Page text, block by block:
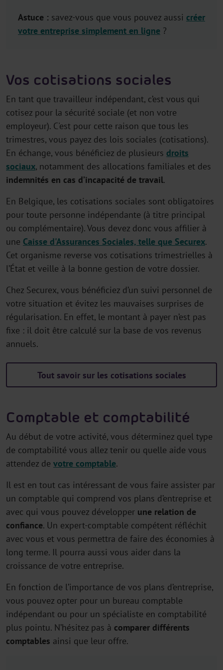
Astuce : savez-vous que vous pouvez aussi créer
votre entreprise simplement en ligne ?
Vos cotisations sociales
En tant que travailleur indépendant, c’est vous qui
cotisez pour la sécurité sociale (et non votre
employeur). C'est pour cette raison que tous les
trimestres, vous payez des lois sociales (cotisations).
En échange, vous bénéficiez de plusieurs droits
sociaux, notamment des allocations familiales et des
indemnités en cas d’incapacité de travail.
En Belgique, les cotisations sociales sont obligatoires
pour toute personne indépendante (à titre principal
ou complémentaire). Vous devez donc vous affilier à
une Caisse d'Assurances Sociales, telle que Securex.
Cet organisme reverse vos cotisations trimestrielles à
l’État et veille à la bonne gestion de votre dossier.
Chez Securex, vous bénéficiez d’un suivi personnel de
votre situation et évitez les mauvaises surprises de
régularisation. En effet, le montant à payer n’est pas
fixe : il doit être calculé sur la base de vos revenus
annuels.
Tout savoir sur les cotisations sociales
Comptable et comptabilité
Au début de votre activité, vous déterminez quel type
de comptabilité vous allez tenir ou quelle aide vous
attendez de votre comptable.
Il est en tout cas intéressant de vous faire assister par
un comptable qui comprend vos plans d’entreprise et
avec qui vous pouvez développer une relation de
confiance. Un expert-comptable compétent réfléchit
avec vous et vous permettra de faire des économies à
long terme. Il pourra aussi vous aider dans la
croissance de votre entreprise.
En fonction de l’importance de vos plans d’entreprise,
vous pouvez opter pour un bureau comptable
indépendant ou pour un spécialiste en comptabilité
plus pointu. N’hésitez pas à comparer différents
comptables ainsi que leur offre.